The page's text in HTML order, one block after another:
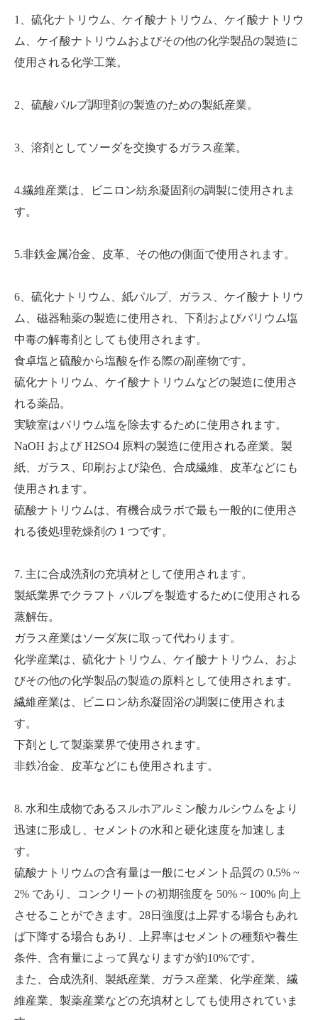
1、硫化ナトリウム、ケイ酸ナトリウム、ケイ酸ナトリウ
ム、ケイ酸ナトリウムおよびその他の化学製品の製造に
使用される化学工業。
2、硫酸パルプ調理剤の製造のための製紙産業。
3、溶剤としてソーダを交換するガラス産業。
4.繊維産業は、ビニロン紡糸凝固剤の調製に使用されま
す。
5.非鉄金属冶金、皮革、その他の側面で使用されます。
6、硫化ナトリウム、紙パルプ、ガラス、ケイ酸ナトリウ
ム、磁器釉薬の製造に使用され、下剤およびバリウム塩
中毒の解毒剤としても使用されます。
食卓塩と硫酸から塩酸を作る際の副産物です。
硫化ナトリウム、ケイ酸ナトリウムなどの製造に使用さ
れる薬品。
実験室はバリウム塩を除去するために使用されます。
NaOH および H2SO4 原料の製造に使用される産業。製
紙、ガラス、印刷および染色、合成繊維、皮革などにも
使用されます。
硫酸ナトリウムは、有機合成ラボで最も一般的に使用さ
れる後処理乾燥剤の 1 つです。
7. 主に合成洗剤の充填材として使用されます。
製紙業界でクラフト パルプを製造するために使用される
蒸解缶。
ガラス産業はソーダ灰に取って代わります。
化学産業は、硫化ナトリウム、ケイ酸ナトリウム、およ
びその他の化学製品の製造の原料として使用されます。
繊維産業は、ビニロン紡糸凝固浴の調製に使用されま
す。
下剤として製薬業界で使用されます。
非鉄冶金、皮革などにも使用されます。
8. 水和生成物であるスルホアルミン酸カルシウムをより
迅速に形成し、セメントの水和と硬化速度を加速しま
す。
硫酸ナトリウムの含有量は一般にセメント品質の 0.5% ~
2% であり、コンクリートの初期強度を 50% ~ 100% 向上
させることができます。28日強度は上昇する場合もあれ
ば下降する場合もあり、上昇率はセメントの種類や養生
条件、含有量によって異なりますが約10%です。
また、合成洗剤、製紙産業、ガラス産業、化学産業、繊
維産業、製薬産業などの充填材としても使用されていま